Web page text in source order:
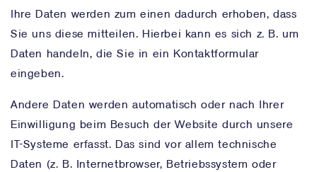
Ihre Daten werden zum einen dadurch erhoben, dass
Sie uns diese mitteilen. Hierbei kann es sich z. B. um
Daten handeln, die Sie in ein Kontaktformular
eingeben.
Andere Daten werden automatisch oder nach Ihrer
Einwilligung beim Besuch der Website durch unsere
IT-Systeme erfasst. Das sind vor allem technische
Daten (z. B. Internetbrowser, Betriebssystem oder